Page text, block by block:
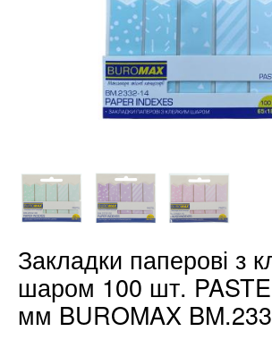
Закладки паперові з
шаром 100 шт.
мм BUROMAX